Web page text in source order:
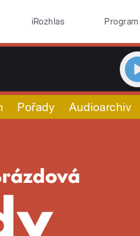
iRozhlas Program
Pořady Audioarchiv